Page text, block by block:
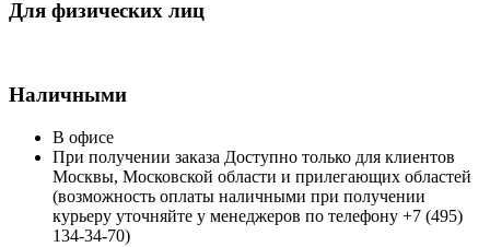
Для физических лиц
Наличными
В офисе
При получении заказа Доступно только для клиентов
Москвы, Московской области и прилегающих областей
(возможность оплаты наличными при получении
курьеру уточняйте у менеджеров по телефону +7 (495)
134-34-70)